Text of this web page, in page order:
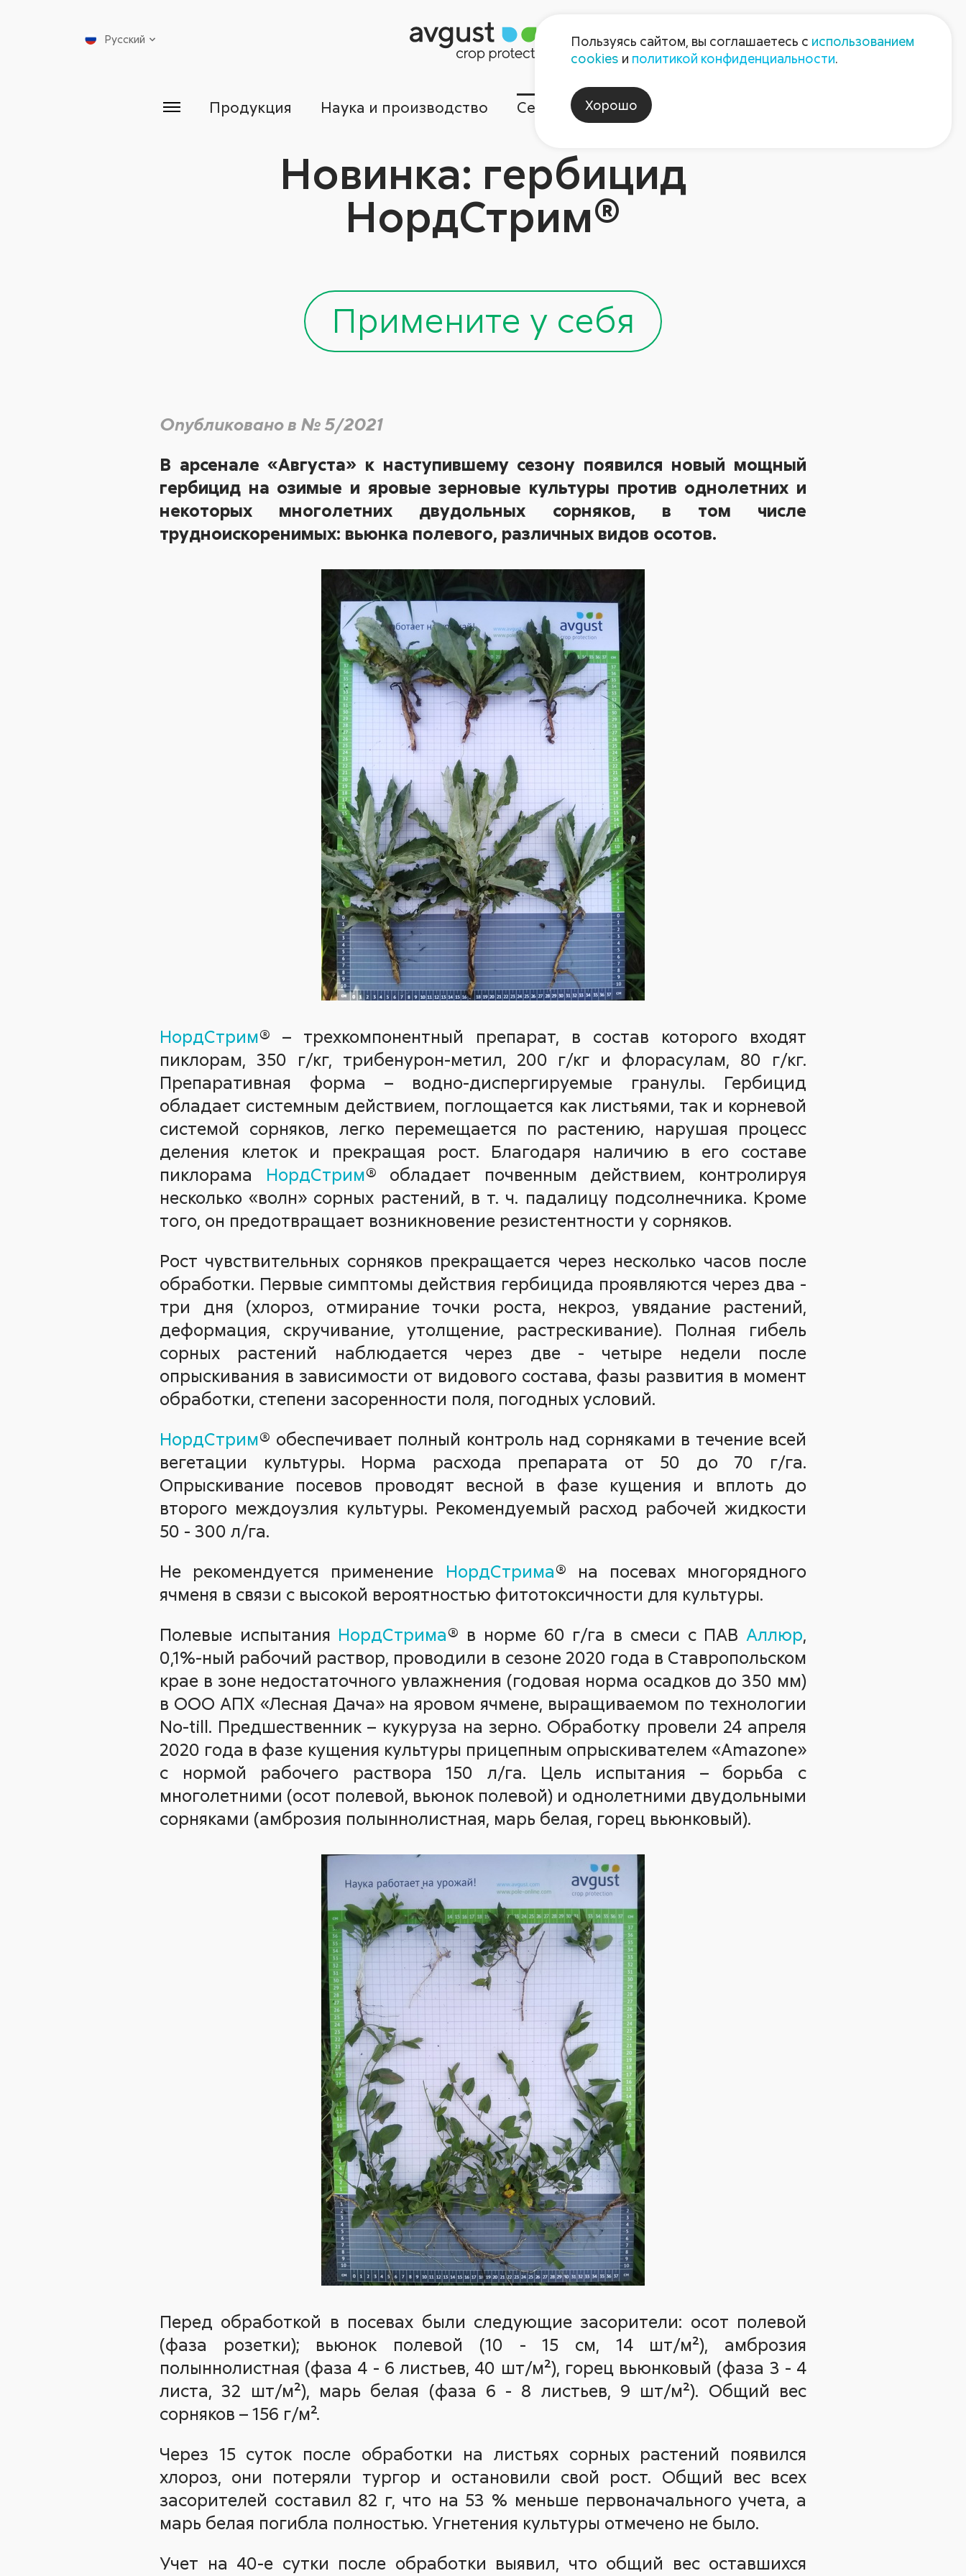
Пресс-центр Контакты
Русский
Продукция Наука и производство Сервисы Компания
Новинка: гербицид
НордСтрим®
Примените у себя
Опубликовано в № 5/2021
В арсенале «Августа» к наступившему сезону появился новый мощный
гербицид на озимые и яровые зерновые культуры против однолетних и
некоторых многолетних двудольных сорняков, в том числе
трудноискоренимых: вьюнка полевого, различных видов осотов.
НордСтрим® – трехкомпонентный препарат, в состав которого входят
пиклорам, 350 г/кг, трибенурон-метил, 200 г/кг и флорасулам, 80 г/кг.
Препаративная форма – водно-диспергируемые гранулы. Гербицид
обладает системным действием, поглощается как листьями, так и корневой
системой сорняков, легко перемещается по растению, нарушая процесс
деления клеток и прекращая рост. Благодаря наличию в его составе
пиклорама НордСтрим® обладает почвенным действием, контролируя
несколько «волн» сорных растений, в т. ч. падалицу подсолнечника. Кроме
того, он предотвращает возникновение резистентности у сорняков.
Рост чувствительных сорняков прекращается через несколько часов после
обработки. Первые симптомы действия гербицида проявляются через два -
три дня (хлороз, отмирание точки роста, некроз, увядание растений,
деформация, скручивание, утолщение, растрескивание). Полная гибель
сорных растений наблюдается через две - четыре недели после
опрыскивания в зависимости от видового состава, фазы развития в момент
обработки, степени засоренности поля, погодных условий.
НордСтрим® обеспечивает полный контроль над сорняками в течение всей
вегетации культуры. Норма расхода препарата от 50 до 70 г/га.
Опрыскивание посевов проводят весной в фазе кущения и вплоть до
второго междоузлия культуры. Рекомендуемый расход рабочей жидкости
50 - 300 л/га.
Не рекомендуется применение НордСтрима® на посевах многорядного
ячменя в связи с высокой вероятностью фитотоксичности для культуры.
Полевые испытания НордСтрима® в норме 60 г/га в смеси с ПАВ Аллюр
0,1%-ный рабочий раствор, проводили в сезоне 2020 года в Ставропольском
крае в зоне недостаточного увлажнения (годовая норма осадков до 350 мм)
в ООО АПХ «Лесная Дача» на яровом ячмене, выращиваемом по технологии
No-till. Предшественник – кукуруза на зерно. Обработку провели 24 апреля
2020 года в фазе кущения культуры прицепным опрыскивателем «Amazone»
с нормой рабочего раствора 150 л/га. Цель испытания – борьба с
многолетними (осот полевой, вьюнок полевой) и однолетними двудольными
сорняками (амброзия полыннолистная, марь белая, горец вьюнковый).
Перед обработкой в посевах были следующие засорители: осот полевой
(фаза розетки); вьюнок полевой (10 - 15 см, 14 шт/м²), амброзия
полыннолистная (фаза 4 - 6 листьев, 40 шт/м²), горец вьюнковый (фаза 3 - 4
листа, 32 шт/м²), марь белая (фаза 6 - 8 листьев, 9 шт/м²). Общий вес
сорняков – 156 г/м².
Через 15 суток после обработки на листьях сорных растений появился
хлороз, они потеряли тургор и остановили свой рост. Общий вес всех
засорителей составил 82 г, что на 53 % меньше первоначального учета, а
марь белая погибла полностью. Угнетения культуры отмечено не было.
Учет на 40-е сутки после обработки выявил, что общий вес оставшихся
Пользуясь сайтом, вы соглашаетесь с использованием
cookies и политикой конфиденциальности.
Хорошо